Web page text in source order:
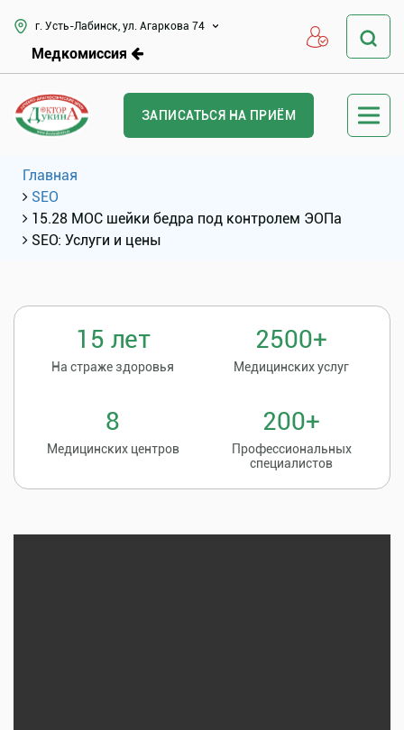
г. Усть-Лабинск, ул. Агаркова 74
Медкомиссия
ЗАПИСАТЬСЯ НА ПРИЁМ
Главная
SEO
15.28 МОС шейки бедра под контролем ЭОПа
SEO: Услуги и цены
15 лет
На страже здоровья
2500+
Медицинских услуг
8
Медицинских центров
200+
Профессиональных
специалистов